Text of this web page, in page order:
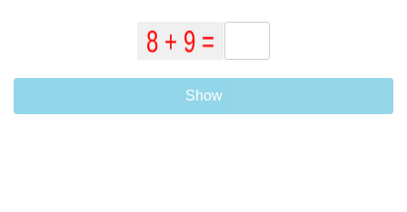
Show